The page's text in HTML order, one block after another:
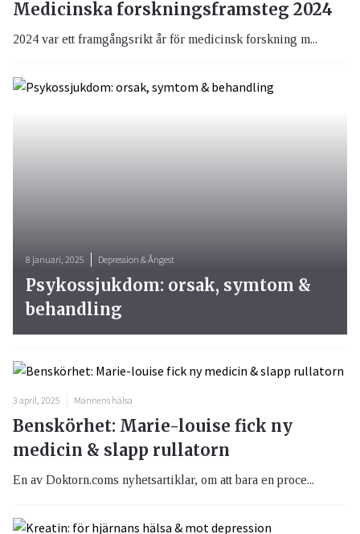
Medicinska forskningsframsteg 2024
2024 var ett framgångsrikt år för medicinsk forskning m...
3 april, 2025 Mannens hälsa
Benskörhet: Marie-louise fick ny
medicin & slapp rullatorn
En av Doktorn.coms nyhetsartiklar, om att bara en proce...
8 januari, 2025 Depression & Ångest
Psykossjukdom: orsak, symtom &
behandling